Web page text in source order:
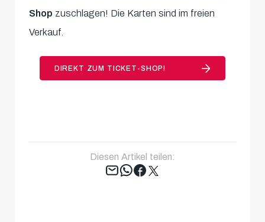
Shop zuschlagen! Die Karten sind im freien
Verkauf.
DIREKT ZUM TICKET-SHOP!
Diesen Artikel teilen:
Tweet